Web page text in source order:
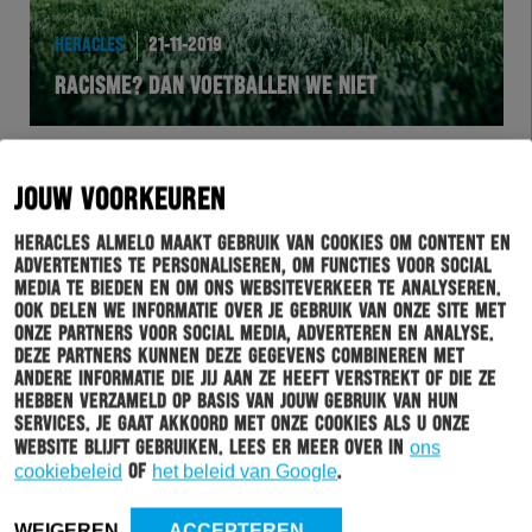
JOUW VOORKEUREN
Heracles Almelo maakt gebruik van cookies om content en
advertenties te personaliseren, om functies voor social
media te bieden en om ons websiteverkeer te analyseren.
Ook delen we informatie over je gebruik van onze site met
onze partners voor social media, adverteren en analyse.
Deze partners kunnen deze gegevens combineren met
andere informatie die jij aan ze heeft verstrekt of die ze
hebben verzameld op basis van jouw gebruik van hun
services. Je gaat akkoord met onze cookies als u onze
website blijft gebruiken. Lees er meer over in ons
cookiebeleid of het beleid van Google.
HERACLES 21-11-2019
RACISME? DAN VOETBALLEN WE NIET
BUSINESSCLUB 21-11-2019
FOTO’S: BELEEF ZWART-WIT